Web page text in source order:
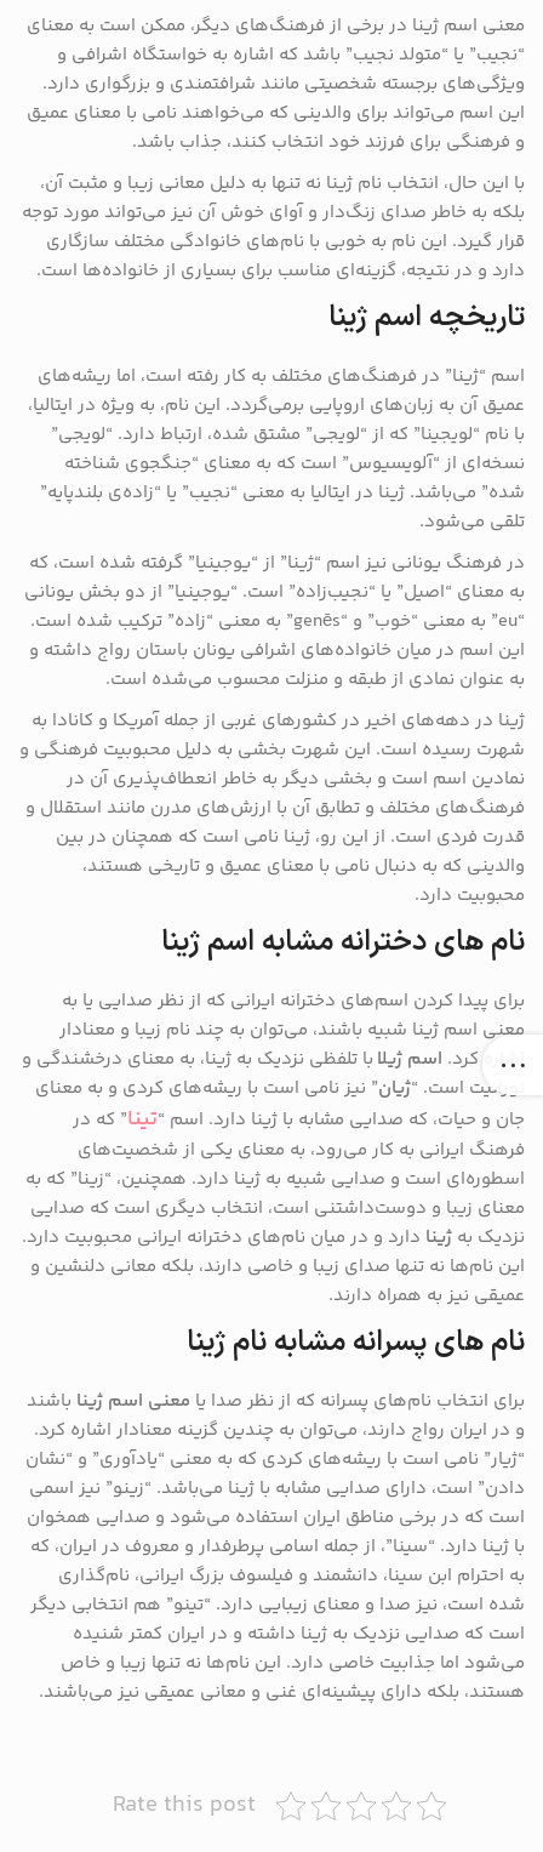
معنی اسم ژینا در برخی از فرهنگ‌های دیگر، ممکن است به معنای
“نجیب” یا “متولد نجیب” باشد که اشاره به خواستگاه اشرافی و
ویژگی‌های برجسته شخصیتی مانند شرافتمندی و بزرگواری دارد.
این اسم می‌تواند برای والدینی که می‌خواهند نامی با معنای عمیق
و فرهنگی برای فرزند خود انتخاب کنند، جذاب باشد.
با این حال، انتخاب نام ژینا نه تنها به دلیل معانی زیبا و مثبت آن،
بلکه به خاطر صدای زنگ‌دار و آوای خوش آن نیز می‌تواند مورد توجه
قرار گیرد. این نام به خوبی با نام‌های خانوادگی مختلف سازگاری
دارد و در نتیجه، گزینه‌ای مناسب برای بسیاری از خانواده‌ها است.
تاریخچه اسم ژینا
اسم “ژینا” در فرهنگ‌های مختلف به کار رفته است، اما ریشه‌های
عمیق آن به زبان‌های اروپایی برمی‌گردد. این نام، به ویژه در ایتالیا،
با نام “لویجینا” که از “لویجی” مشتق شده، ارتباط دارد. “لویجی”
نسخه‌ای از “آلویسیوس” است که به معنای “جنگجوی شناخته
شده” می‌باشد. ژینا در ایتالیا به معنی “نجیب” یا “زاده‌ی بلندپایه”
تلقی می‌شود.
در فرهنگ یونانی نیز اسم “ژینا” از “یوجینیا” گرفته شده است، که
به معنای “اصیل” یا “نجیب‌زاده” است. “یوجینیا” از دو بخش یونانی
“eu” به معنی “خوب” و “genēs” به معنی “زاده” ترکیب شده‌ است.
این اسم در میان خانواده‌های اشرافی یونان باستان رواج داشته و
به عنوان نمادی از طبقه و منزلت محسوب می‌شده است.
ژینا در دهه‌های اخیر در کشورهای غربی از جمله آمریکا و کانادا به
شهرت رسیده است. این شهرت بخشی به دلیل محبوبیت فرهنگی و
نمادین اسم است و بخشی دیگر به خاطر انعطاف‌پذیری آن در
فرهنگ‌های مختلف و تطابق آن با ارزش‌های مدرن مانند استقلال و
قدرت فردی است. از این رو، ژینا نامی است که همچنان در بین
والدینی که به دنبال نامی با معنای عمیق و تاریخی هستند،
محبوبیت دارد.
نام های دخترانه مشابه اسم ژینا
برای پیدا کردن اسم‌های دخترانه ایرانی که از نظر صدایی یا به
معنی اسم ژینا شبیه باشند، می‌توان به چند نام زیبا و معنادار
اشاره کرد. اسم ژیلا با تلفظی نزدیک به ژینا، به معنای درخشندگی و
نورانیت است. “ژیان” نیز نامی است با ریشه‌های کردی و به معنای
جان و حیات، که صدایی مشابه با ژینا دارد. اسم “تینا” که در
فرهنگ ایرانی به کار می‌رود، به معنای یکی از شخصیت‌های
اسطوره‌ای است و صدایی شبیه به ژینا دارد. همچنین، “زینا” که به
معنای زیبا و دوست‌داشتنی است، انتخاب دیگری است که صدایی
نزدیک به ژینا دارد و در میان نام‌های دخترانه ایرانی محبوبیت دارد.
این نام‌ها نه تنها صدای زیبا و خاصی دارند، بلکه معانی دلنشین و
عمیقی نیز به همراه دارند.
نام های پسرانه مشابه نام ژینا
برای انتخاب نام‌های پسرانه که از نظر صدا یا معنی اسم ژینا باشند
و در ایران رواج دارند، می‌توان به چندین گزینه معنادار اشاره کرد.
“ژیار” نامی است با ریشه‌های کردی که به معنی “یادآوری” و “نشان
دادن” است، دارای صدایی مشابه با ژینا می‌باشد. “زینو” نیز اسمی
است که در برخی مناطق ایران استفاده می‌شود و صدایی همخوان
با ژینا دارد. “سینا”، از جمله اسامی پرطرفدار و معروف در ایران، که
به احترام ابن سینا، دانشمند و فیلسوف بزرگ ایرانی، نام‌گذاری
شده است، نیز صدا و معنای زیبایی دارد. “تینو” هم انتخابی دیگر
است که صدایی نزدیک به ژینا داشته و در ایران کمتر شنیده
می‌شود اما جذابیت خاصی دارد. این نام‌ها نه تنها زیبا و خاص
هستند، بلکه دارای پیشینه‌ای غنی و معانی عمیقی نیز می‌باشند.
Rate this post